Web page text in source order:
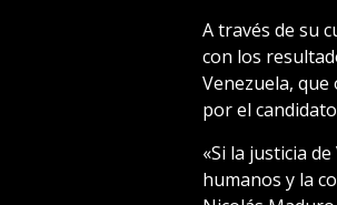
A través de su
con los
Venezuela,
por el
«Si la justicia
humanos y la